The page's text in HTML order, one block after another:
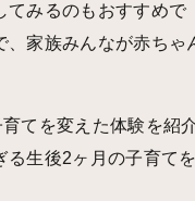
てみるのもおすすめで
、家族みんなが赤ちゃ
てを変えた体験を紹
る生後2ヶ月の子育て